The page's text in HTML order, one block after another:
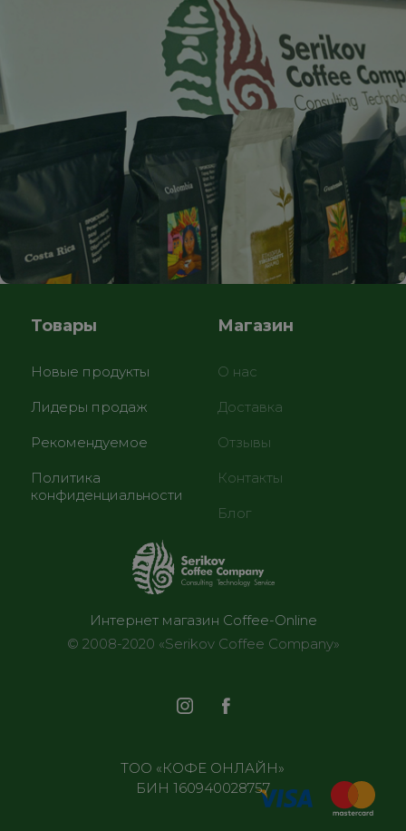
Товары
Новые продукты
Лидеры продаж
Рекомендуемое
Политика
конфиденциальности
Магазин
О нас
Доставка
Отзывы
Контакты
Блог
Интернет магазин Coffee-Online
© 2008-2020 «Serikov Coffee Company»
ТОО «КОФЕ ОНЛАЙН»
БИН 160940028757